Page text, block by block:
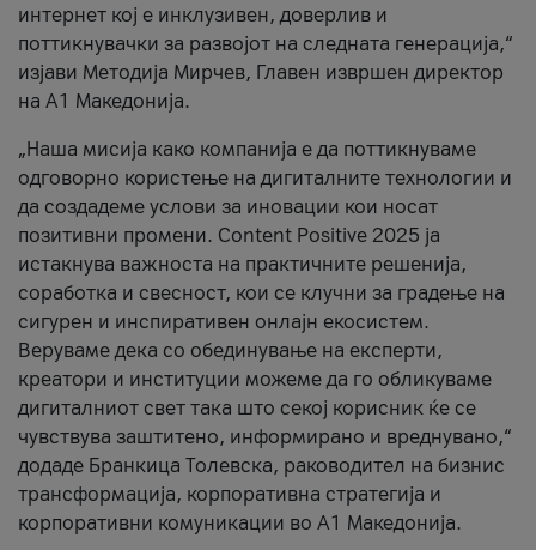
интернет кој е инклузивен, доверлив и
поттикнувачки за развојот на следната генерација,“
изјави Методија Мирчев, Главен извршен директор
на А1 Македонија.
„Наша мисија како компанија е да поттикнуваме
одговорно користење на дигиталните технологии и
да создадеме услови за иновации кои носат
позитивни промени. Content Positive 2025 ја
истакнува важноста на практичните решенија,
соработка и свесност, кои се клучни за градење на
сигурен и инспиративен онлајн екосистем.
Веруваме дека со обединување на експерти,
креатори и институции можеме да го обликуваме
дигиталниот свет така што секој корисник ќе се
чувствува заштитено, информирано и вреднувано,“
додаде Бранкица Толевска, раководител на бизнис
трансформација, корпоративна стратегија и
корпоративни комуникации во А1 Македонија.